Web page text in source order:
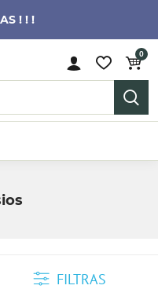
! ! !
0
FILTRAS